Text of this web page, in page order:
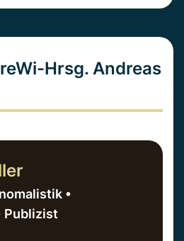
Hrsg. Andreas
•
Publizist